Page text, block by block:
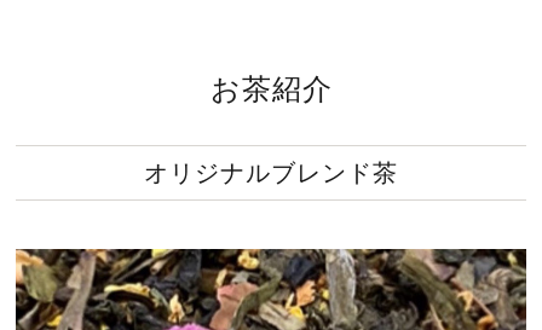
お茶紹介
オリジナルブレンド茶